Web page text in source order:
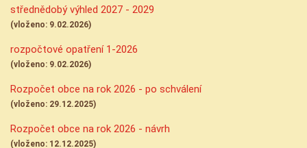
střednědobý výhled 2027 - 2029
(vloženo: 9.02.2026)
rozpočtové opatření 1-2026
(vloženo: 9.02.2026)
Rozpočet obce na rok 2026 - po schválení
(vloženo: 29.12.2025)
Rozpočet obce na rok 2026 - návrh
(vloženo: 12.12.2025)